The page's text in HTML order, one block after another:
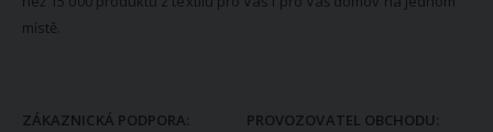
místě.
ZÁKAZNICKÁ PODPORA:
PROVOZOVATEL OBCHODU: